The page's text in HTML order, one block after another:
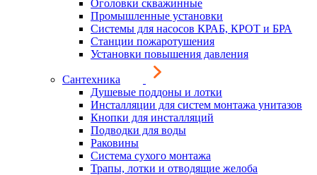
Оголовки скважинные
Промышленные установки
Системы для насосов КРАБ, КРОТ и БРА
Станции пожаротушения
Установки повышения давления
Сантехника
Душевые поддоны и лотки
Инсталляции для систем монтажа унитазов
Кнопки для инсталляций
Подводки для воды
Раковины
Система сухого монтажа
Трапы, лотки и отводящие желоба